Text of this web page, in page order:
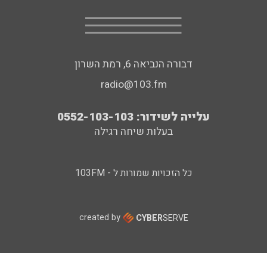
דבורה הנביאה 6, רמת השרון
radio@103.fm
עלייה לשידור: 0552-103-103
בעלות שיחה רגילה
כל הזכויות שמורות ל - 103FM
created by CYBERSERVE